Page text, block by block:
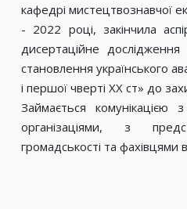
кафедрі мистецтвознавчої
- 2022 році, закінчила
дисертаційне
становлення українського
і першої чверті ХХ ст» до
Займається комунікацією
організаціями, з
громадськості та фахівцями